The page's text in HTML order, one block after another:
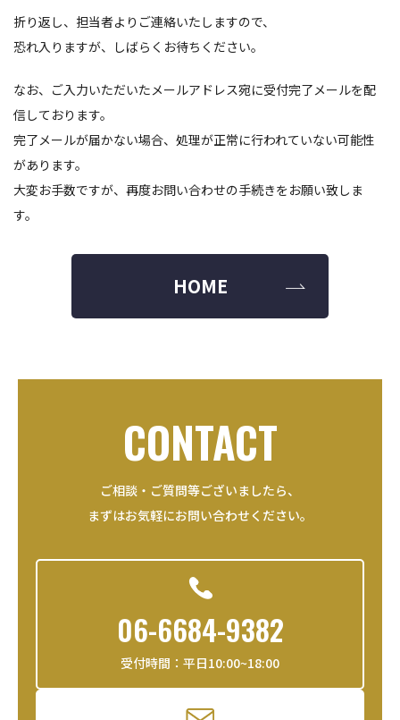
折り返し、担当者よりご連絡いたしますので、
恐れ入りますが、しばらくお待ちください。
なお、ご入力いただいたメールアドレス宛に受付完了メールを配
信しております。
完了メールが届かない場合、処理が正常に行われていない可能性
があります。
大変お手数ですが、再度お問い合わせの手続きをお願い致しま
す。
HOME
CONTACT
ご相談・ご質問等ございましたら、
まずはお気軽にお問い合わせください。
06-6684-9382
受付時間：平日10:00~18:00